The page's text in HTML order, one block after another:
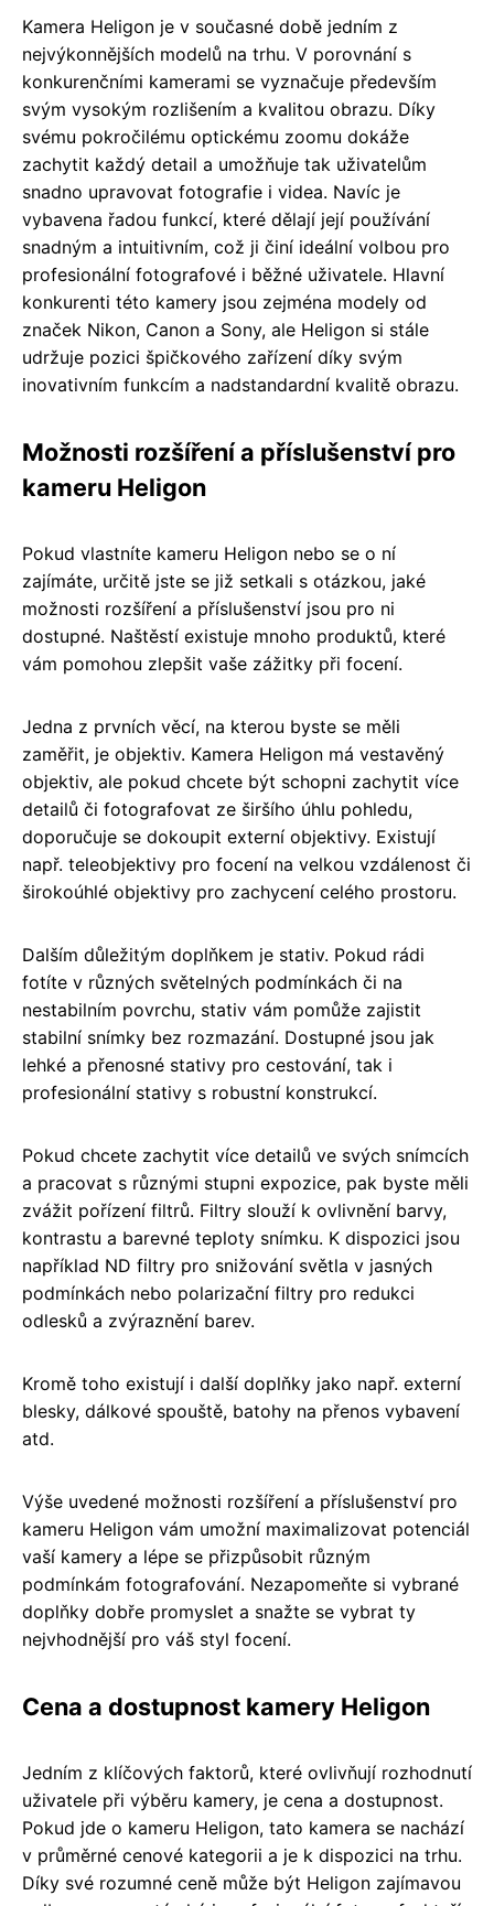
Kamera Heligon je v současné době jedním z
nejvýkonnějších modelů na trhu. V porovnání s
konkurenčními kamerami se vyznačuje především
svým vysokým rozlišením a kvalitou obrazu. Díky
svému pokročilému optickému zoomu dokáže
zachytit každý detail a umožňuje tak uživatelům
snadno upravovat fotografie i videa. Navíc je
vybavena řadou funkcí, které dělají její používání
snadným a intuitivním, což ji činí ideální volbou pro
profesionální fotografové i běžné uživatele. Hlavní
konkurenti této kamery jsou zejména modely od
značek Nikon, Canon a Sony, ale Heligon si stále
udržuje pozici špičkového zařízení díky svým
inovativním funkcím a nadstandardní kvalitě obrazu.
Možnosti rozšíření a příslušenství pro
kameru Heligon
Pokud vlastníte kameru Heligon nebo se o ní
zajímáte, určitě jste se již setkali s otázkou, jaké
možnosti rozšíření a příslušenství jsou pro ni
dostupné. Naštěstí existuje mnoho produktů, které
vám pomohou zlepšit vaše zážitky při focení.
Jedna z prvních věcí, na kterou byste se měli
zaměřit, je objektiv. Kamera Heligon má vestavěný
objektiv, ale pokud chcete být schopni zachytit více
detailů či fotografovat ze širšího úhlu pohledu,
doporučuje se dokoupit externí objektivy. Existují
např. teleobjektivy pro focení na velkou vzdálenost či
širokoúhlé objektivy pro zachycení celého prostoru.
Dalším důležitým doplňkem je stativ. Pokud rádi
fotíte v různých světelných podmínkách či na
nestabilním povrchu, stativ vám pomůže zajistit
stabilní snímky bez rozmazání. Dostupné jsou jak
lehké a přenosné stativy pro cestování, tak i
profesionální stativy s robustní konstrukcí.
Pokud chcete zachytit více detailů ve svých snímcích
a pracovat s různými stupni expozice, pak byste měli
zvážit pořízení filtrů. Filtry slouží k ovlivnění barvy,
kontrastu a barevné teploty snímku. K dispozici jsou
například ND filtry pro snižování světla v jasných
podmínkách nebo polarizační filtry pro redukci
odlesků a zvýraznění barev.
Kromě toho existují i další doplňky jako např. externí
blesky, dálkové spouště, batohy na přenos vybavení
atd.
Výše uvedené možnosti rozšíření a příslušenství pro
kameru Heligon vám umožní maximalizovat potenciál
vaší kamery a lépe se přizpůsobit různým
podmínkám fotografování. Nezapomeňte si vybrané
doplňky dobře promyslet a snažte se vybrat ty
nejvhodnější pro váš styl focení.
Cena a dostupnost kamery Heligon
Jedním z klíčových faktorů, které ovlivňují rozhodnutí
uživatele při výběru kamery, je cena a dostupnost.
Pokud jde o kameru Heligon, tato kamera se nachází
v průměrné cenové kategorii a je k dispozici na trhu.
Díky své rozumné ceně může být Heligon zajímavou